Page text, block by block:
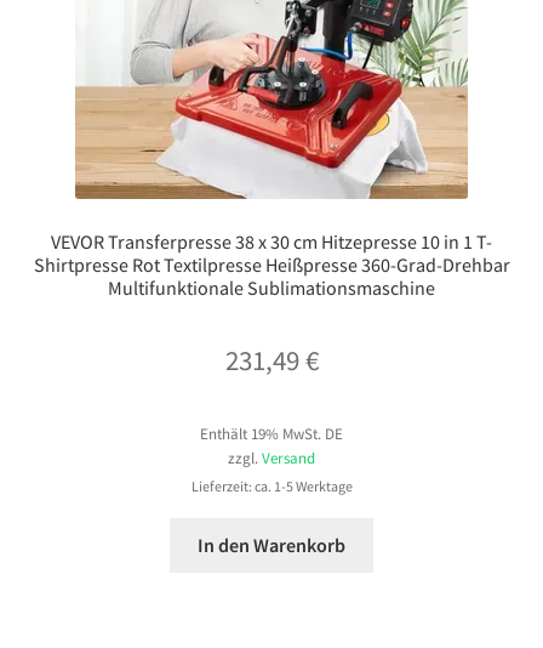
VEVOR Transferpresse 38 x 30 cm Hitzepresse 10 in 1 T-
Shirtpresse Rot Textilpresse Heißpresse 360-Grad-Drehbar
Multifunktionale Sublimationsmaschine
231,49€
Enthält 19% MwSt. DE
zzgl. Versand
Lieferzeit: ca. 1-5 Werktage
In den Warenkorb